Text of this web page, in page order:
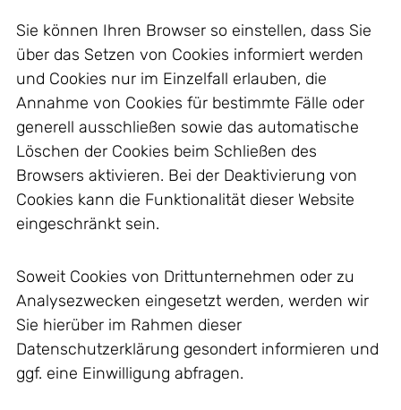
Sie können Ihren Browser so einstellen, dass Sie
über das Setzen von Cookies informiert werden
und Cookies nur im Einzelfall erlauben, die
Annahme von Cookies für bestimmte Fälle oder
generell ausschließen sowie das automatische
Löschen der Cookies beim Schließen des
Browsers aktivieren. Bei der Deaktivierung von
Cookies kann die Funktionalität dieser Website
eingeschränkt sein.
Soweit Cookies von Drittunternehmen oder zu
Analysezwecken eingesetzt werden, werden wir
Sie hierüber im Rahmen dieser
Datenschutzerklärung gesondert informieren und
ggf. eine Einwilligung abfragen.